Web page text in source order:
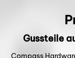
Gussteile
Compass